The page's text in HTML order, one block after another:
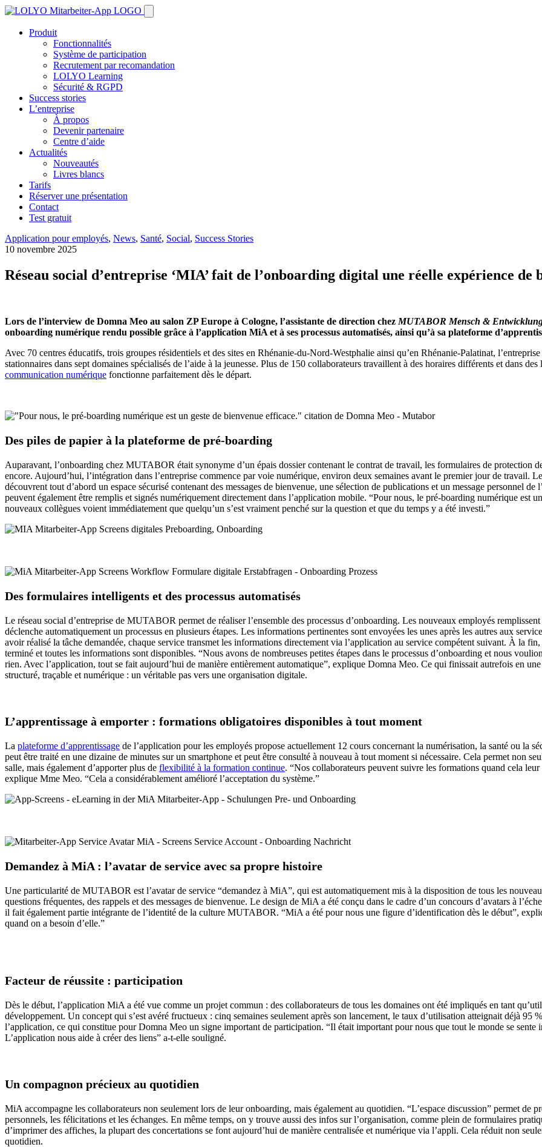
Produit
Fonctionnalités
Système de participation
Recrutement par recomandation
LOLYO Learning
Sécurité & RGPD
Success stories
L’entreprise
À propos
Devenir partenaire
Centre d’aide
Actualités
Nouveautés
Livres blancs
Tarifs
Réserver une présentation
Contact
Test gratuit
Application pour employés, News, Santé, Social, Success Stories
10 novembre 2025
Réseau social d’entreprise ‘MIA’ fait de l’onboarding digital une réelle expérience de
Lors de l’interview de Domna Meo au salon ZP Europe à Cologne, l’assistante de direction chez MUTABOR Mensch &
onboarding numérique rendu possible grâce à l’application MiA et à ses processus automatisés, ainsi qu’à sa plateforme
Avec 70 centres éducatifs, trois groupes résidentiels et des sites en Rhénanie-du-Nord-Westphalie ainsi qu’en Rhénanie-Palatinat,
stationnaires dans sept domaines spécialisés de l’aide à la jeunesse. Plus de 150 collaborateurs travaillent à des horaires différents et dans
communication numérique fonctionne parfaitement dès le départ.
Des piles de papier à la plateforme de pré-boarding
Auparavant, l’onboarding chez MUTABOR était synonyme d’un épais dossier contenant le contrat de travail, les formulaires de protection
encore. Aujourd’hui, l’intégration dans l’entreprise commence par voie numérique, environ deux semaines avant le premier jour de travail.
découvrent tout d’abord un espace sécurisé contenant des messages de bienvenue, une sélection de publications et un message personnel
peuvent également être remplis et signés numériquement directement dans l’application mobile. “Pour nous, le pré-boarding numérique est
nouveaux collègues voient immédiatement que quelqu’un s’est vraiment penché sur la question et que du temps y a été investi.”
Des formulaires intelligents et des processus automatisés
Le réseau social d’entreprise de MUTABOR permet de réaliser l’ensemble des processus d’onboarding. Les nouveaux employés
déclenche automatiquement un processus en plusieurs étapes. Les informations pertinentes sont envoyées les unes après les autres aux
avoir réalisé la tâche demandée, chaque service transmet les informations directement via l’application au service compétent suivant. À la
terminé et toutes les informations sont disponibles. “Nous avons de nombreuses petites étapes dans le processus d’onboarding et nous
rien. Avec l’application, tout se fait aujourd’hui de manière entièrement automatique”, explique Domna Meo. Ce qui finissait autrefois en
structuré, traçable et numérique : un véritable pas vers une organisation digitale.
L’apprentissage à emporter : formations obligatoires disponibles à tout moment
La plateforme d’apprentissage de l’application pour les employés propose actuellement 12 cours concernant la numérisation, la santé ou la
peut être traité en une dizaine de minutes sur un smartphone et peut être consulté à nouveau à tout moment si nécessaire. Cela permet non
salle, mais également d’apporter plus de flexibilité à la formation continue. “Nos collaborateurs peuvent suivre les formations quand cela
explique Mme Meo. “Cela a considérablement amélioré l’acceptation du système.”
Demandez à MiA : l’avatar de service avec sa propre histoire
Une particularité de MUTABOR est l’avatar de service “demandez à MiA”, qui est automatiquement mis à la disposition de tous les
questions fréquentes, des rappels et des messages de bienvenue. Le design de MiA a été conçu dans le cadre d’un concours d’avatars à
il fait également partie intégrante de l’identité de la culture MUTABOR. “MiA a été pour nous une figure d’identification dès le début”,
quand on a besoin d’elle.”
Facteur de réussite : participation
Dès le début, l’application MiA a été vue comme un projet commun : des collaborateurs de tous les domaines ont été impliqués en tant
développement. Un concept qui s’est avéré fructueux : cinq semaines seulement après son lancement, le taux d’utilisation atteignait déjà 95
l’application, ce qui constitue pour Domna Meo un signe important de participation. “Il était important pour nous que tout le monde se
L’application nous aide à créer des liens” a-t-elle souligné.
Un compagnon précieux au quotidien
MiA accompagne les collaborateurs non seulement lors de leur onboarding, mais également au quotidien. “L’espace discussion” permet de
personnels, les félicitations et les échanges. En même temps, on y trouve aussi des infos sur l’organisation, comme plein de formulaires
d’imprimer des affiches, la plupart des concertations se font aujourd’hui de manière centralisée et numérique via l’appli. Cela réduit non
quotidien.